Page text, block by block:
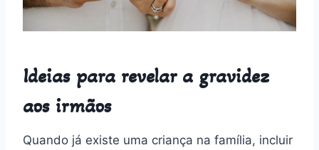
Ideias para revelar a gravidez
aos irmãos
Quando já existe uma criança na família, incluir